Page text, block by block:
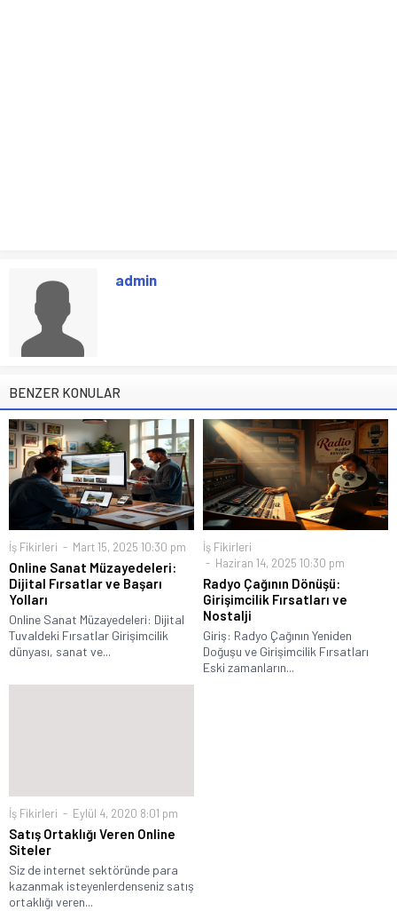
admin
BENZER KONULAR
İş Fikirleri Mart 15, 2025 10:30 pm
Online Sanat Müzayedeleri:
Dijital Fırsatlar ve Başarı
Yolları
Online Sanat Müzayedeleri: Dijital
Tuvaldeki Fırsatlar Girişimcilik
dünyası, sanat ve...
İş Fikirleri
Haziran 14, 2025 10:30 pm
Radyo Çağının Dönüşü:
Girişimcilik Fırsatları ve
Nostalji
Giriş: Radyo Çağının Yeniden
Doğuşu ve Girişimcilik Fırsatları
Eski zamanların...
İş Fikirleri Eylül 4, 2020 8:01 pm
Satış Ortaklığı Veren Online
Siteler
Siz de internet sektöründe para
kazanmak isteyenlerdenseniz satış
ortaklığı veren...